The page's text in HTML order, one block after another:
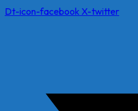
Dt-icon-facebook X-twitter